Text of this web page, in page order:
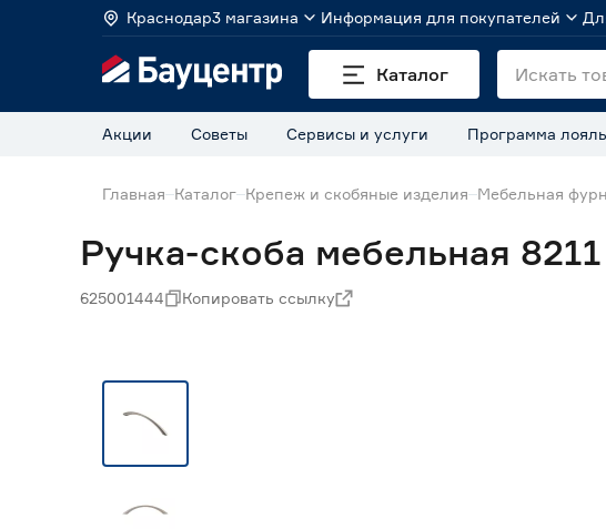
Краснодар3 магазина Информация для покупателей
Каталог
Акции Советы Сервисы и услуги Программа
Главная Каталог Крепеж и скобяные изделия Мебельная
Ручка-скоба мебельная
625001444 Копировать ссылку